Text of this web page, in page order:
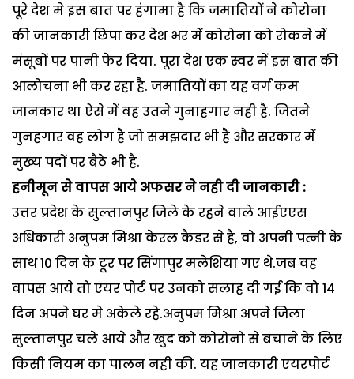
पूरे देश मे इस बात पर हंगामा है कि जमातियों ने कोरोना
की जानकारी छिपा कर देश भर में कोरोना को रोकने में
मंसूबों पर पानी फेर दिया. पूरा देश एक स्वर में इस बात की
आलोचना भी कर रहा है. जमातियों का यह वर्ग कम
जानकार था ऐसे में वह उतने गुनाहगार नही है. जितने
गुनहगार वह लोग है जो समझदार भी है और सरकार में
मुख्य पदों पर बैठे भी है.
हनीमून से वापस आये अफसर ने नही दी जानकारी :
उत्तर प्रदेश के सुल्तानपुर जिले के रहने वाले आईएएस
अधिकारी अनुपम मिश्रा केरल कैडर से है, वो अपनी पत्नी के
साथ 10 दिन के टूर पर सिंगापुर मलेशिया गए थे.जब वह
वापस आये तो एयर पोर्ट पर उनको सलाह दी गई कि वो 14
दिन अपने घर मे अकेले रहे.अनुपम मिश्रा अपने जिला
सुल्तानपुर चले आये और खुद को कोरोनो से बचाने के लिए
किसी नियम का पालन नही की. यह जानकारी एयरपोर्ट